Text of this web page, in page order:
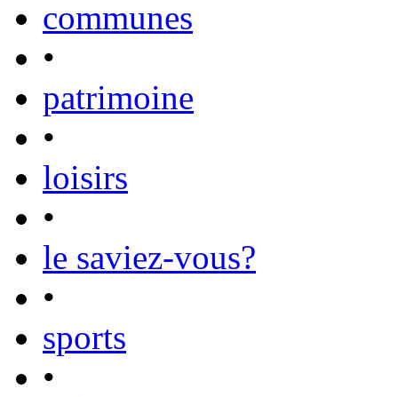
communes
•
patrimoine
•
loisirs
•
le saviez-vous?
•
sports
•